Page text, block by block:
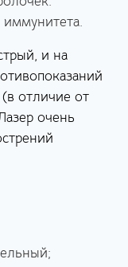
и на
отличие от
очень